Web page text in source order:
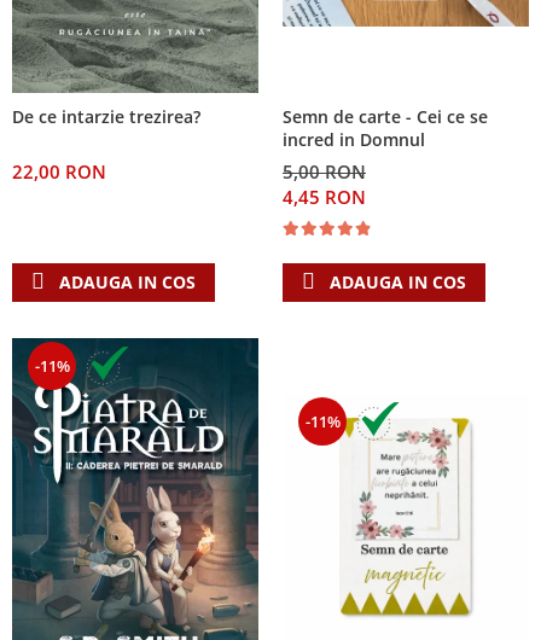
De ce intarzie trezirea?
22,00 RON
ADAUGA IN COS
Semn de carte - Cei ce se
incred in Domnul
5,00 RON
4,45 RON
ADAUGA IN COS
-11%
-11%